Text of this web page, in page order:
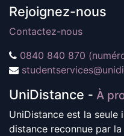
Rejoignez-nous
Contactez-nous
0840 840 870
UniDistance - À
UniDistance est la
distance reconnue par